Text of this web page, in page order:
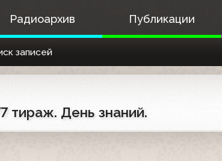
Радиоархив Публикации
записей
тираж. День знаний.